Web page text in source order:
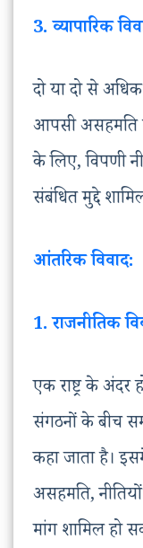
3. व्यापारिक
दो या दो से अधिक
आपसी असहमति
के लिए, विपणी
संबंधित मुद्दे
आंतरिक विवाद:
1. राजनीतिक
एक राष्ट्र के अंदर
संगठनों के बीच
कहा जाता है।
असहमति,
मांग शामिल हो